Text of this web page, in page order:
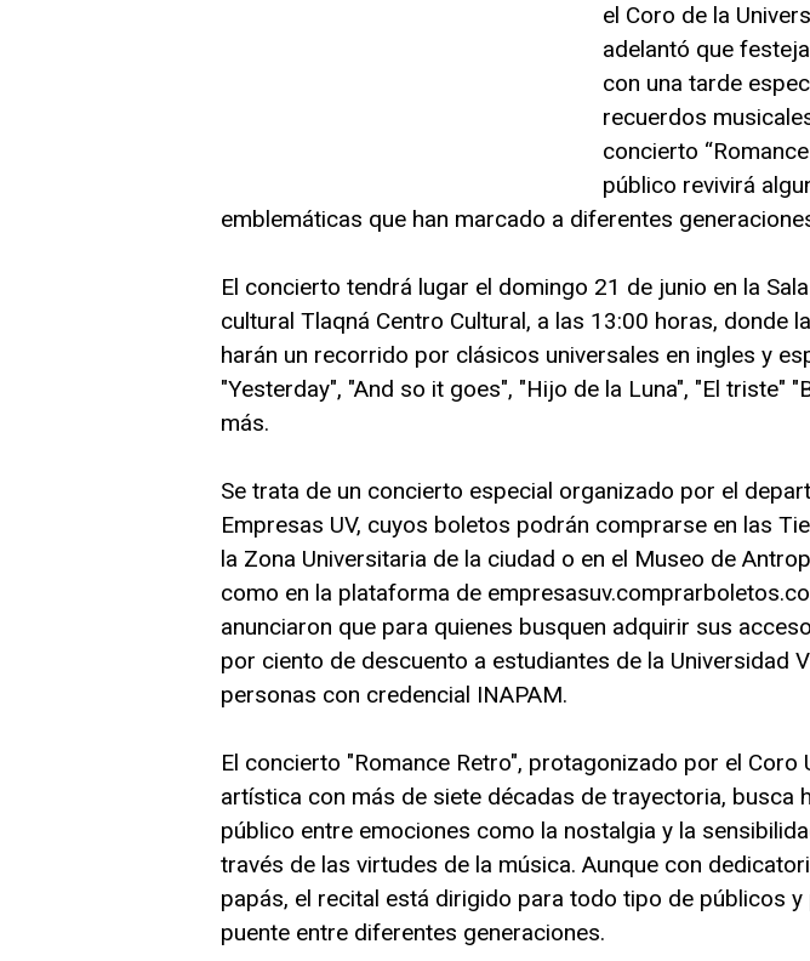
el Coro de la
adelantó que
con una tarde
recuerdos
concierto
público revivirá
emblemáticas que han marcado a diferentes
El concierto tendrá lugar el domingo 21 de junio en la
cultural Tlaqná Centro Cultural, a las 13:00 horas, donde
harán un recorrido por clásicos universales en ingles y
"Yesterday", "And so it goes", "Hijo de la Luna", "El triste"
más.
Se trata de un concierto especial organizado por el
Empresas UV, cuyos boletos podrán comprarse en las
la Zona Universitaria de la ciudad o en el Museo de
como en la plataforma de
anunciaron que para quienes busquen adquirir sus
por ciento de descuento a estudiantes de la Universidad
personas con credencial INAPAM.
El concierto "Romance Retro", protagonizado por el Coro
artística con más de siete décadas de trayectoria, busca
público entre emociones como la nostalgia y la
través de las virtudes de la música. Aunque con
papás, el recital está dirigido para todo tipo de públicos y
puente entre diferentes generaciones.